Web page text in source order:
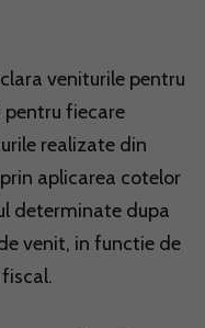
veniturile pentru
fiecare
realizate din
aplicarea cotelor
determinate dupa
venit, in functie de